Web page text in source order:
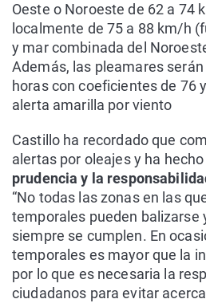
Oeste o Noroeste de 62 a 74
localmente de 75 a 88 km/h
y mar combinada del
Además, las pleamares serán
horas con coeficientes de 76
alerta amarilla por viento
Castillo ha recordado que
alertas por oleajes y ha hecho
prudencia y la
“No todas las zonas en las
temporales pueden balizarse
siempre se cumplen. En
temporales es mayor que la
por lo que es necesaria la
ciudadanos para evitar